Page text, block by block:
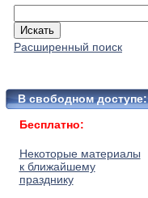
Расширенный поиск
В свободном доступе:
Бесплатно:
Некоторые материалы
к ближайшему
празднику